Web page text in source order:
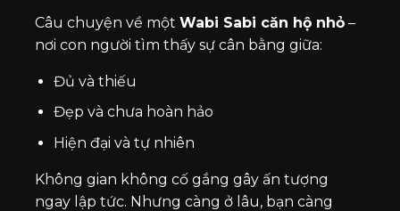
Câu chuyện về một Wabi Sabi căn hộ nhỏ –
nơi con người tìm thấy sự cân bằng giữa:
Đủ và thiếu
Đẹp và chưa hoàn hảo
Hiện đại và tự nhiên
Không gian không cố gắng gây ấn tượng
ngay lập tức. Nhưng càng ở lâu, bạn càng